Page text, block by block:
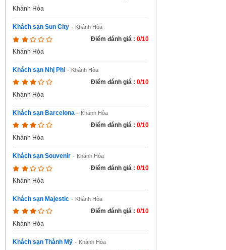
Khánh Hòa
Khách sạn Sun City - Khánh Hòa
Điểm đánh giá : 0/10
Khánh Hòa
Khách sạn Nhị Phi - Khánh Hòa
Điểm đánh giá : 0/10
Khánh Hòa
Khách sạn Barcelona - Khánh Hòa
Điểm đánh giá : 0/10
Khánh Hòa
Khách sạn Souvenir - Khánh Hòa
Điểm đánh giá : 0/10
Khánh Hòa
Khách sạn Majestic - Khánh Hòa
Điểm đánh giá : 0/10
Khánh Hòa
Khách sạn Thành Mỹ - Khánh Hòa